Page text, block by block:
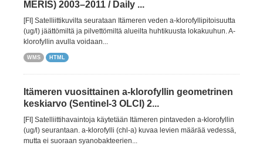
MERIS) 2003–2011 / Daily ...
[FI] Satelliittikuvilta seurataan Itämeren veden a-klorofyllipitoisuutta
(ug/l) jäättömiltä ja pilvettömiltä alueilta huhtikuusta lokakuuhun. A-
klorofyllin avulla voidaan...
WMS HTML
Itämeren vuosittainen a-klorofyllin geometrinen
keskiarvo (Sentinel-3 OLCI) 2...
[FI] Satelliittihavaintoja käytetään Itämeren pintaveden a-klorofyllin
(ug/l) seurantaan. a-klorofylli (chl-a) kuvaa levien määrää vedessä,
mutta ei suoraan syanobakteerien...